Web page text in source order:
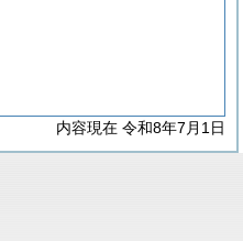
内容現在 令和8年7月1日